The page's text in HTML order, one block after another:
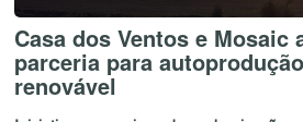
Casa dos Ventos e Mosaic
parceria para
renovável